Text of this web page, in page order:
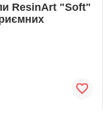
ResinArt "Soft"